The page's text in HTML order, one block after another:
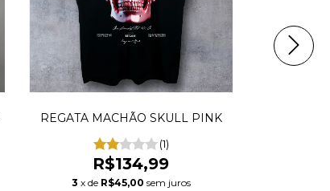
REGATA MACHÃO SKULL PINK
(1)
R$134,99
3 x de R$45,00 sem juros